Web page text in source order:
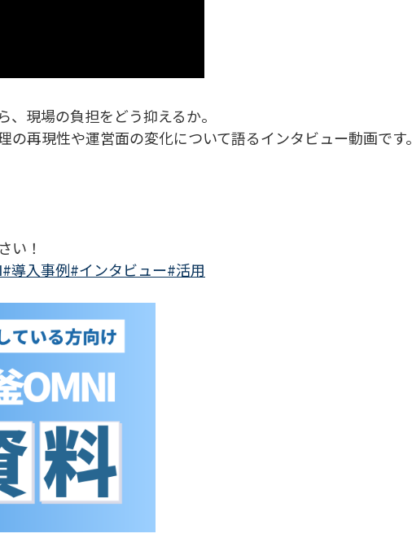
現場の負担をどう抑えるか。
再現性や運営面の変化について語るインタビュー動画です。
い！
#導入事例#インタビュー#活用